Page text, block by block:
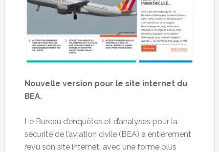
Nouvelle version pour le site internet du
BEA.
Le Bureau d’enquêtes et d’analyses pour la
sécurité de l’aviation civile (BEA) a entièrement
revu son site internet, avec une forme plus